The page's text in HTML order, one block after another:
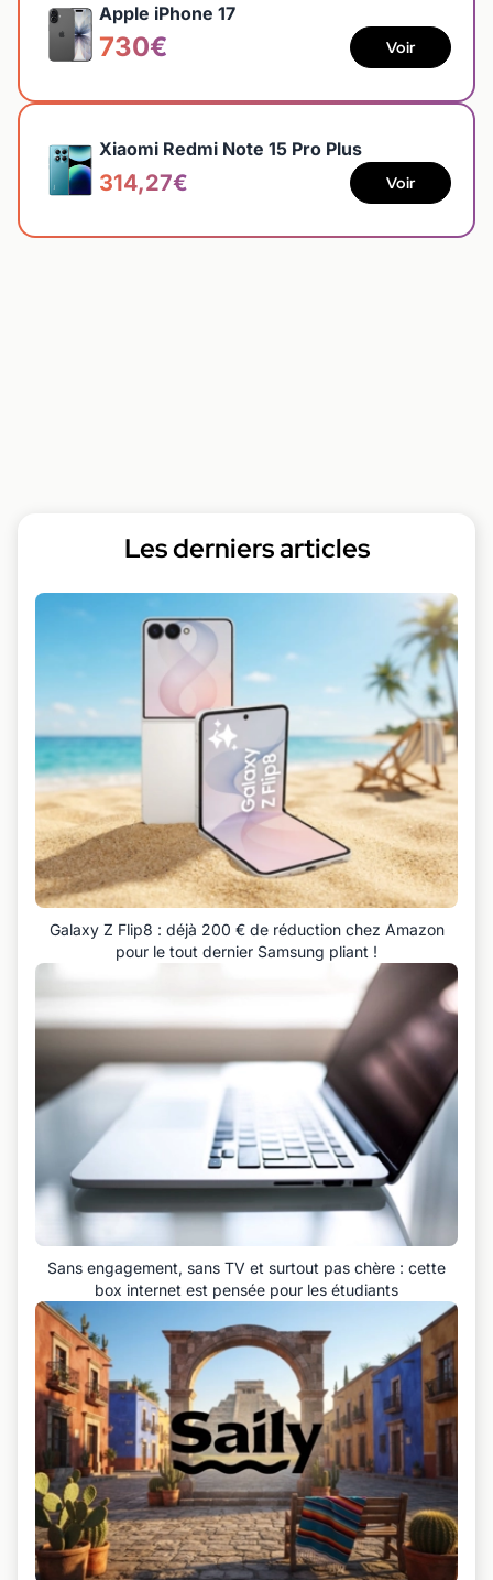
Apple iPhone 17
730€ Voir
Xiaomi Redmi Note 15 Pro Plus
314,27€ Voir
Les derniers articles
Galaxy Z Flip8 : déjà 200 € de réduction chez Amazon
pour le tout dernier Samsung pliant !
Sans engagement, sans TV et surtout pas chère : cette
box internet est pensée pour les étudiants